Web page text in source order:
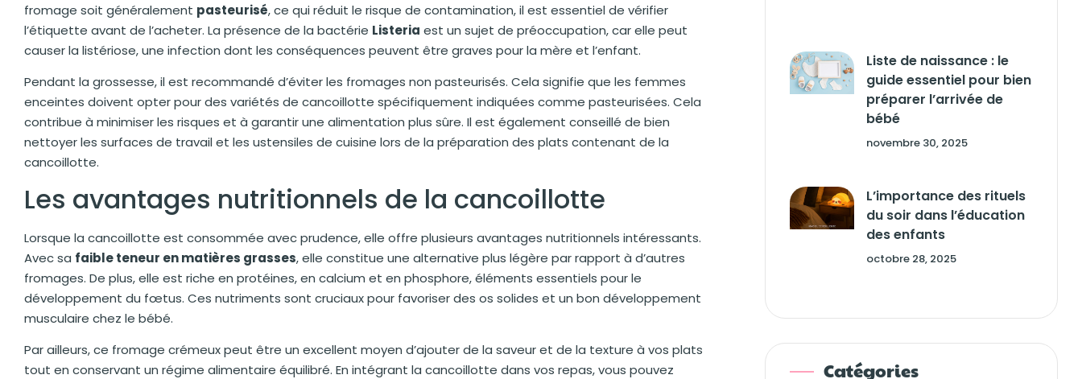
fromage soit généralement pasteurisé, ce qui réduit le risque de contamination, il est essentiel de vérifier
l’étiquette avant de l’acheter. La présence de la bactérie Listeria est un sujet de préoccupation, car elle peut
causer la listériose, une infection dont les conséquences peuvent être graves pour la mère et l’enfant.
Pendant la grossesse, il est recommandé d’éviter les fromages non pasteurisés. Cela signifie que les femmes
enceintes doivent opter pour des variétés de cancoillotte spécifiquement indiquées comme pasteurisées. Cela
contribue à minimiser les risques et à garantir une alimentation plus sûre. Il est également conseillé de bien
nettoyer les surfaces de travail et les ustensiles de cuisine lors de la préparation des plats contenant de la
cancoillotte.
Les avantages nutritionnels de la cancoillotte
Lorsque la cancoillotte est consommée avec prudence, elle offre plusieurs avantages nutritionnels intéressants.
Avec sa faible teneur en matières grasses, elle constitue une alternative plus légère par rapport à d’autres
fromages. De plus, elle est riche en protéines, en calcium et en phosphore, éléments essentiels pour le
développement du fœtus. Ces nutriments sont cruciaux pour favoriser des os solides et un bon développement
musculaire chez le bébé.
Par ailleurs, ce fromage crémeux peut être un excellent moyen d’ajouter de la saveur et de la texture à vos plats
tout en conservant un régime alimentaire équilibré. En intégrant la cancoillotte dans vos repas, vous pouvez
Liste de naissance : le
guide essentiel pour bien
préparer l’arrivée de
bébé
novembre 30, 2025
L’importance des rituels
du soir dans l’éducation
des enfants
octobre 28, 2025
Catégories